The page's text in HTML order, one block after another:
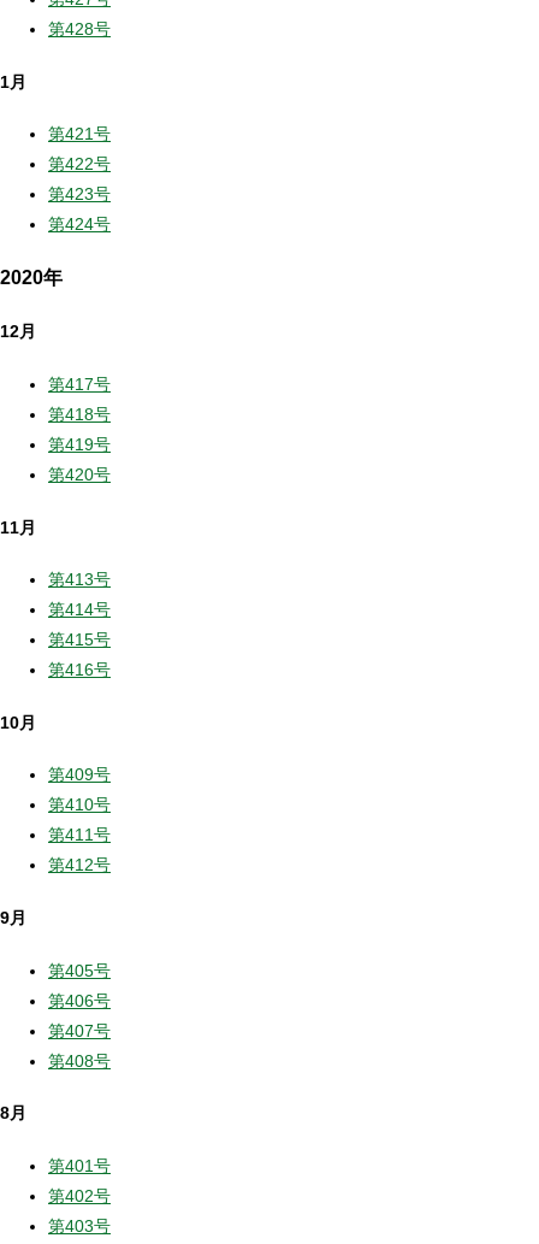
第428号
1月
第421号
第422号
第423号
第424号
2020年
12月
第417号
第418号
第419号
第420号
11月
第413号
第414号
第415号
第416号
10月
第409号
第410号
第411号
第412号
9月
第405号
第406号
第407号
第408号
8月
第401号
第402号
第403号